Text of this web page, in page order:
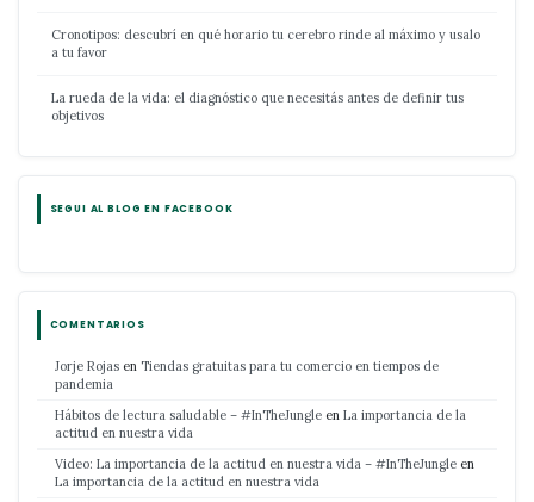
Cronotipos: descubrí en qué horario tu cerebro rinde al máximo y usalo
a tu favor
La rueda de la vida: el diagnóstico que necesitás antes de definir tus
objetivos
SEGUI AL BLOG EN FACEBOOK
COMENTARIOS
Jorje Rojas en Tiendas gratuitas para tu comercio en tiempos de
pandemia
Hábitos de lectura saludable – #InTheJungle en La importancia de la
actitud en nuestra vida
Video: La importancia de la actitud en nuestra vida – #InTheJungle en
La importancia de la actitud en nuestra vida